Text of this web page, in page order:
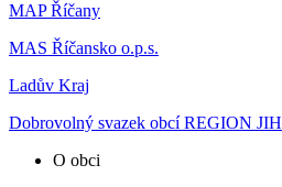
MAP Říčany
MAS Říčansko o.p.s.
Ladův Kraj
Dobrovolný svazek obcí REGION JIH
O obci